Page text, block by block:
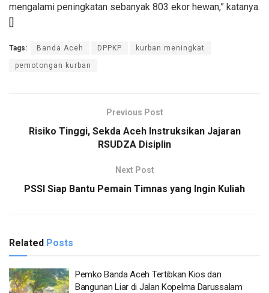
mengalami peningkatan sebanyak 803 ekor hewan,” katanya.
[]
Tags: Banda Aceh DPPKP kurban meningkat
pemotongan kurban
Previous Post
Risiko Tinggi, Sekda Aceh Instruksikan Jajaran
RSUDZA Disiplin
Next Post
PSSI Siap Bantu Pemain Timnas yang Ingin Kuliah
Related Posts
Pemko Banda Aceh Tertibkan Kios dan
Bangunan Liar di Jalan Kopelma Darussalam